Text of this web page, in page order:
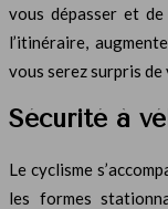
vous dépasser et
l’itinéraire,
vous serez surpris
Sécurité à
Le cyclisme
les formes